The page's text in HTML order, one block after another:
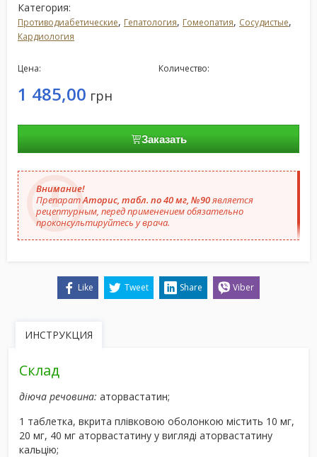
Категория:
Противодиабетические, Гепатология, Гомеопатия, Сосудистые,
Кардиология
Цена:
1 485,00 грн
Количество:
Заказать
Внимание!
ПрепаратАторис, табл. по 40 мг, №90является
рецептурным, перед применением обязательно
проконсультируйтесь у врача.
Like Tweet Share Viber
ИНСТРУКЦИЯ
Склад
діюча речовина: аторвастатин;
1 таблетка, вкрита плівковою оболонкою містить 10 мг,
20 мг, 40 мг аторвастатину у вигляді аторвастатину
кальцію;